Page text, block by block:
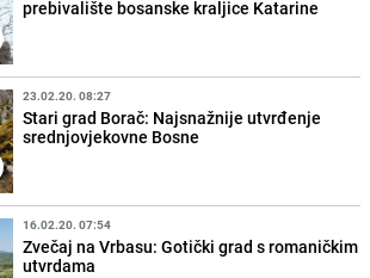
prebivalište bosanske kraljice Katarine
23.02.20. 08:27
Stari grad Borač: Najsnažnije utvrđenje
srednjovjekovne Bosne
16.02.20. 07:54
Zvečaj na Vrbasu: Gotički grad s romaničkim
utvrdama